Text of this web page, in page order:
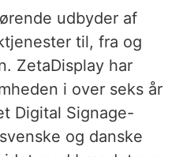
udbyder af
til, fra og
ZetaDisplay har
i over seks år
Digital Signage-
og danske